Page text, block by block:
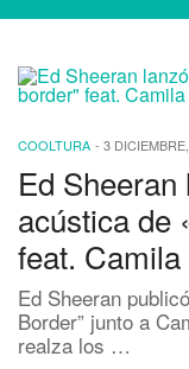
COOLTURA - 3
Ed
acústica de
feat.
Ed Sheeran
Border” junto a
realza los …